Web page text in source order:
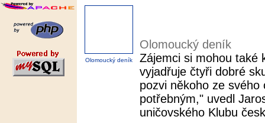
Olomoucký deník
Olomoucký deník
Zájemci si mohou také
vyjadřuje čtyři dobré
pozvi někoho ze
potřebným," uvedl
uničovského Klubu